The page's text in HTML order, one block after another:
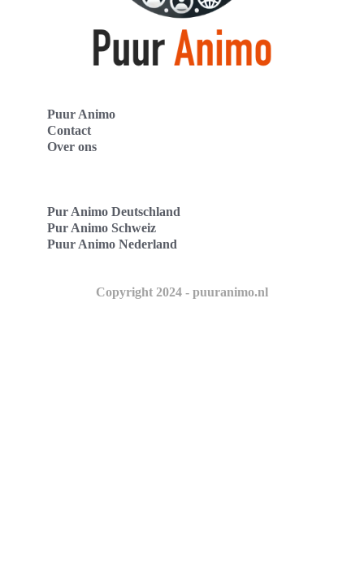
Puur Animo
Contact
Over ons
Pur Animo Deutschland
Pur Animo Schweiz
Puur Animo Nederland
Copyright 2024 - puuranimo.nl